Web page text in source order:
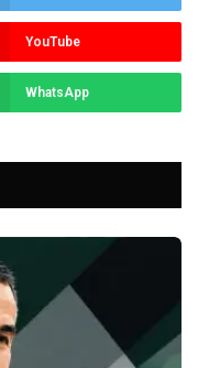
YouTube
WhatsApp